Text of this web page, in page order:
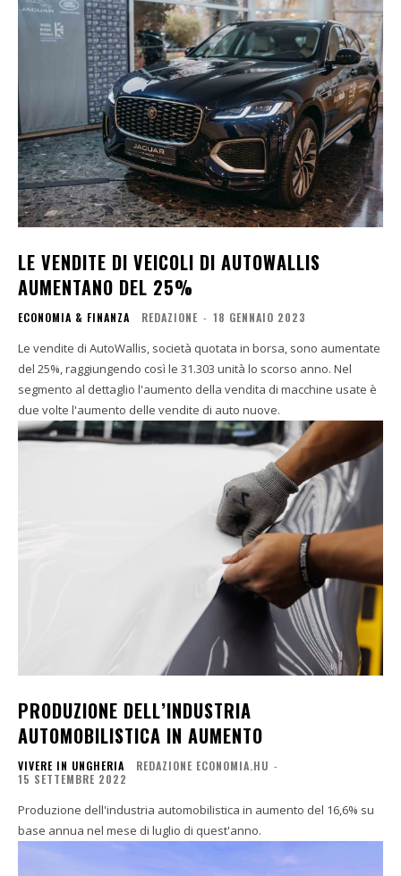
LE VENDITE DI VEICOLI DI AUTOWALLIS
AUMENTANO DEL 25%
ECONOMIA & FINANZA REDAZIONE - 18 GENNAIO 2023
Le vendite di AutoWallis, società quotata in borsa, sono aumentate
del 25%, raggiungendo così le 31.303 unità lo scorso anno. Nel
segmento al dettaglio l'aumento della vendita di macchine usate è
due volte l'aumento delle vendite di auto nuove.
PRODUZIONE DELL’INDUSTRIA
AUTOMOBILISTICA IN AUMENTO
VIVERE IN UNGHERIA REDAZIONE ECONOMIA.HU -
15 SETTEMBRE 2022
Produzione dell'industria automobilistica in aumento del 16,6% su
base annua nel mese di luglio di quest'anno.